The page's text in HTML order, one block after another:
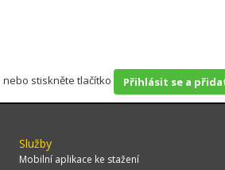
nebo stiskněte tlačítko Přihlásit se a
Služby
Mobilní aplikace ke stažení